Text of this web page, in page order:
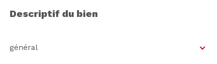
descriptif du bien
général